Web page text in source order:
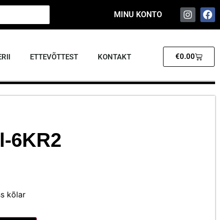
MINU KONTO
ETTEVÕTTEST KONTAKT €0.00
6KR2
kõlar